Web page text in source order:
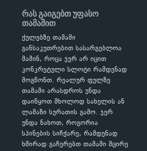
რას გაიგებთ უფასო
თამაშით
ქულებზე თამაში
განსაკუთრებით სასარგებლოა
მაშინ, როცა ჯერ არ იცით
კონკრეტული სლოტი რამდენად
მოგწონთ. რეალურ ფულზე
თამაში არასდროს უნდა
დაიწყოთ მხოლოდ სახელის ან
ლამაზი სურათის გამო. ჯერ
უნდა ნახოთ, როგორია
სპინების სიჩქარე, რამდენად
ხშირად გაჩერებთ თამაში მცირე